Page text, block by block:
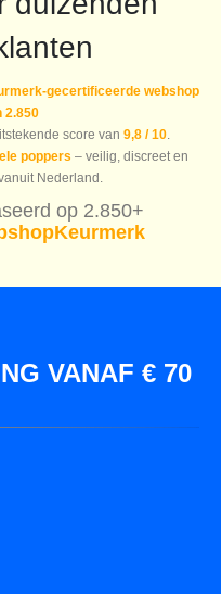
gecertificeerde webshop
2.850
score van 9,8 / 10.
poppers – veilig, discreet en
Nederland.
op 2.850+
VANAF € 70